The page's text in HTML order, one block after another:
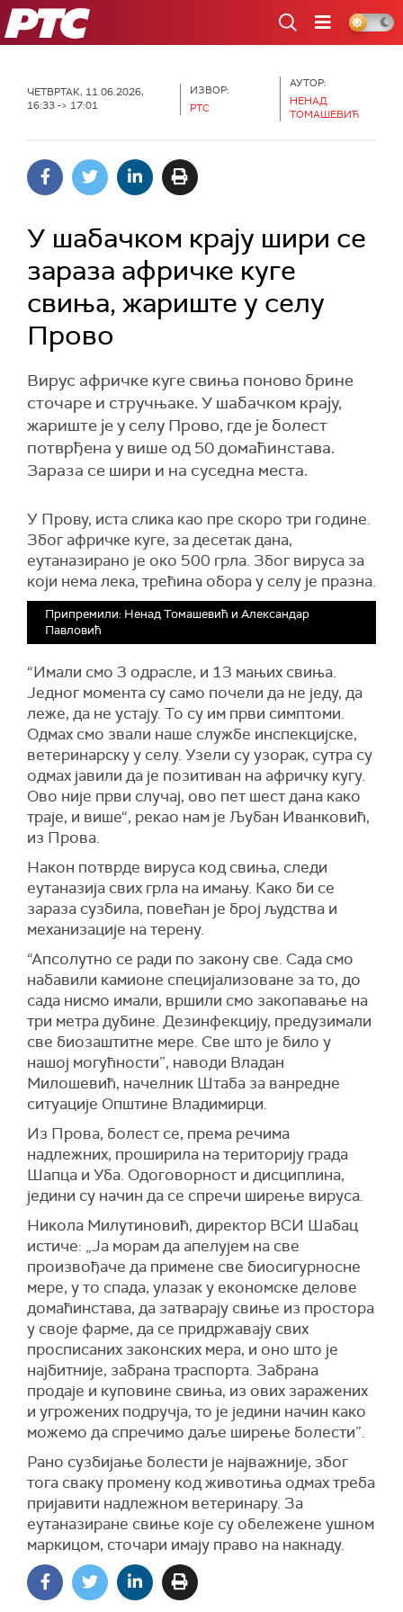
РТС
ЧЕТВРТАК, 11.06.2026,
16:33 -> 17:01
ИЗВОР:
РТС
АУТОР:
НЕНАД
ТОМАШЕВИЋ
У шабачком крају шири се
зараза афричке куге
свиња, жариште у селу
Прово
Вирус афричке куге свиња поново брине
сточаре и стручњаке. У шабачком крају,
жариште је у селу Прово, где је болест
потврђена у више од 50 домаћинстава.
Зараза се шири и на суседна места.
У Прову, иста слика као пре скоро три године.
Због афричке куге, за десетак дана,
еутаназирано је око 500 грла. Због вируса за
који нема лека, трећина обора у селу је празна.
Припремили: Ненад Томашевић и Александар
Павловић
“Имали смо 3 одрасле, и 13 мањих свиња.
Једног момента су само почели да не једу, да
леже, да не устају. То су им први симптоми.
Одмах смо звали наше службе инспекцијске,
ветеринарску у селу. Узели су узорак, сутра су
одмах јавили да је позитиван на афричку кугу.
Ово није први случај, ово пет шест дана како
траје, и више“, рекао нам је Љубан Иванковић,
из Прова.
Након потврде вируса код свиња, следи
еутаназија свих грла на имању. Како би се
зараза сузбила, повећан је број људства и
механизације на терену.
“Апсолутно се ради по закону све. Сада смо
набавили камионе специјализоване за то, до
сада нисмо имали, вршили смо закопавање на
три метра дубине. Дезинфекцију, предузимали
све биозаштитне мере. Све што је било у
нашој могућности”, наводи Владан
Милошевић, начелник Штаба за ванредне
ситуације Општине Владимирци.
Из Прова, болест се, према речима
надлежних, проширила на територију града
Шапца и Уба. Одоговорност и дисциплина,
једини су начин да се спречи ширење вируса.
Никола Милутиновић, директор ВСИ Шабац
истиче: „Ја морам да апелујем на све
произвођаче да примене све биосигурносне
мере, у то спада, улазак у економске делове
домаћинстава, да затварају свиње из простора
у своје фарме, да се придржавају свих
просписаних законских мера, и оно што је
најбитније, забрана траспорта. Забрана
продаје и куповине свиња, из ових заражених
и угрожених подручја, то је једини начин како
можемо да спречимо даље ширење болести”.
Рано сузбијање болести је најважније, због
тога сваку промену код животиња одмах треба
пријавити надлежном ветеринару. За
еутаназиране свиње које су обележене ушном
маркицом, сточари имају право на накнаду.